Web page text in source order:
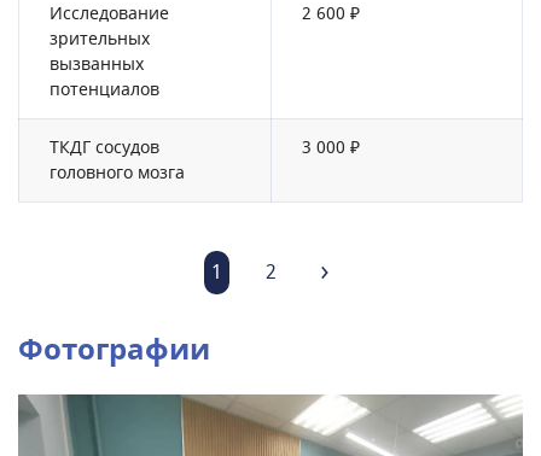
Исследование
зрительных
вызванных
потенциалов
2 600 ₽
ТКДГ сосудов
головного мозга
3 000 ₽
1 2
Фотографии